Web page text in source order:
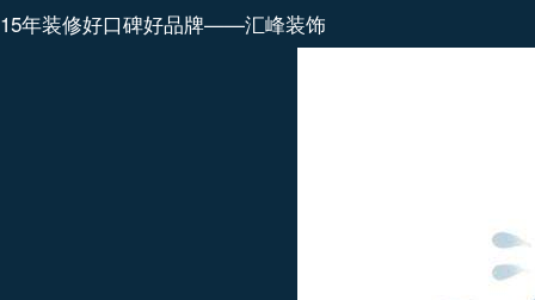
15年装修好口碑好品牌——汇峰装饰